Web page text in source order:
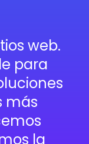
web.
para
más
la